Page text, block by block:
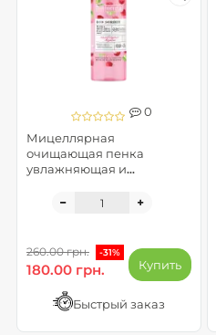
0
Мицеллярная
очищающая пенка
увлажняющая и
- ECO SORBET
260.00 грн. -31%
180.00 грн. Купить
Быстрый заказ